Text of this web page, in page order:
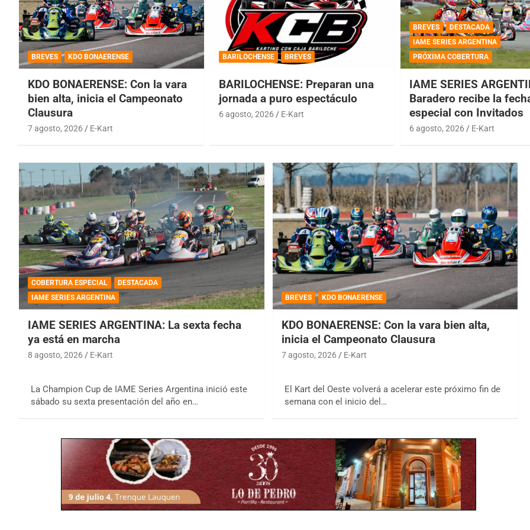
BREVES KDO BONAERENSE
KDO BONAERENSE: Con la vara
bien alta, inicia el Campeonato
Clausura
7 agosto, 2026 E-Kart
BARILOCHENSE BREVES
BARILOCHENSE: Preparan una
jornada a puro espectáculo
6 agosto, 2026 E-Kart
BREVES
DESTACADA
IAME SERIES ARGENTINA
PRÓXIMA COBERTURA
IAME SERIES
Baradero recibe la
especial con Invitados
6 agosto, 2026 E-Kart
COBERTURA ESPECIAL
DESTACADA
IAME SERIES ARGENTINA
IAME SERIES ARGENTINA: La sexta fecha
ya está en marcha
8 agosto, 2026 E-Kart
La Champion Cup de IAME Series Argentina inició este
sábado su sexta presentación del año en…
BREVES KDO BONAERENSE
KDO BONAERENSE: Con la vara bien alta,
inicia el Campeonato Clausura
7 agosto, 2026 E-Kart
El Kart del Oeste volverá a acelerar este próximo fin de
semana con el inicio del…